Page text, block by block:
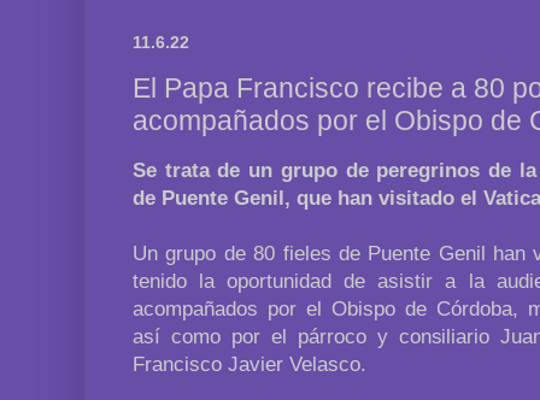
11.6.22
El Papa Francisco recibe a 80
acompañados por el Obispo de
Se trata de un grupo de peregrinos de
de Puente Genil, que han visitado el
Un grupo de 80 fieles de Puente Genil han
tenido la oportunidad de asistir a la
acompañados por el Obispo de Córdoba,
así como por el párroco y consiliario
Francisco Javier Velasco.